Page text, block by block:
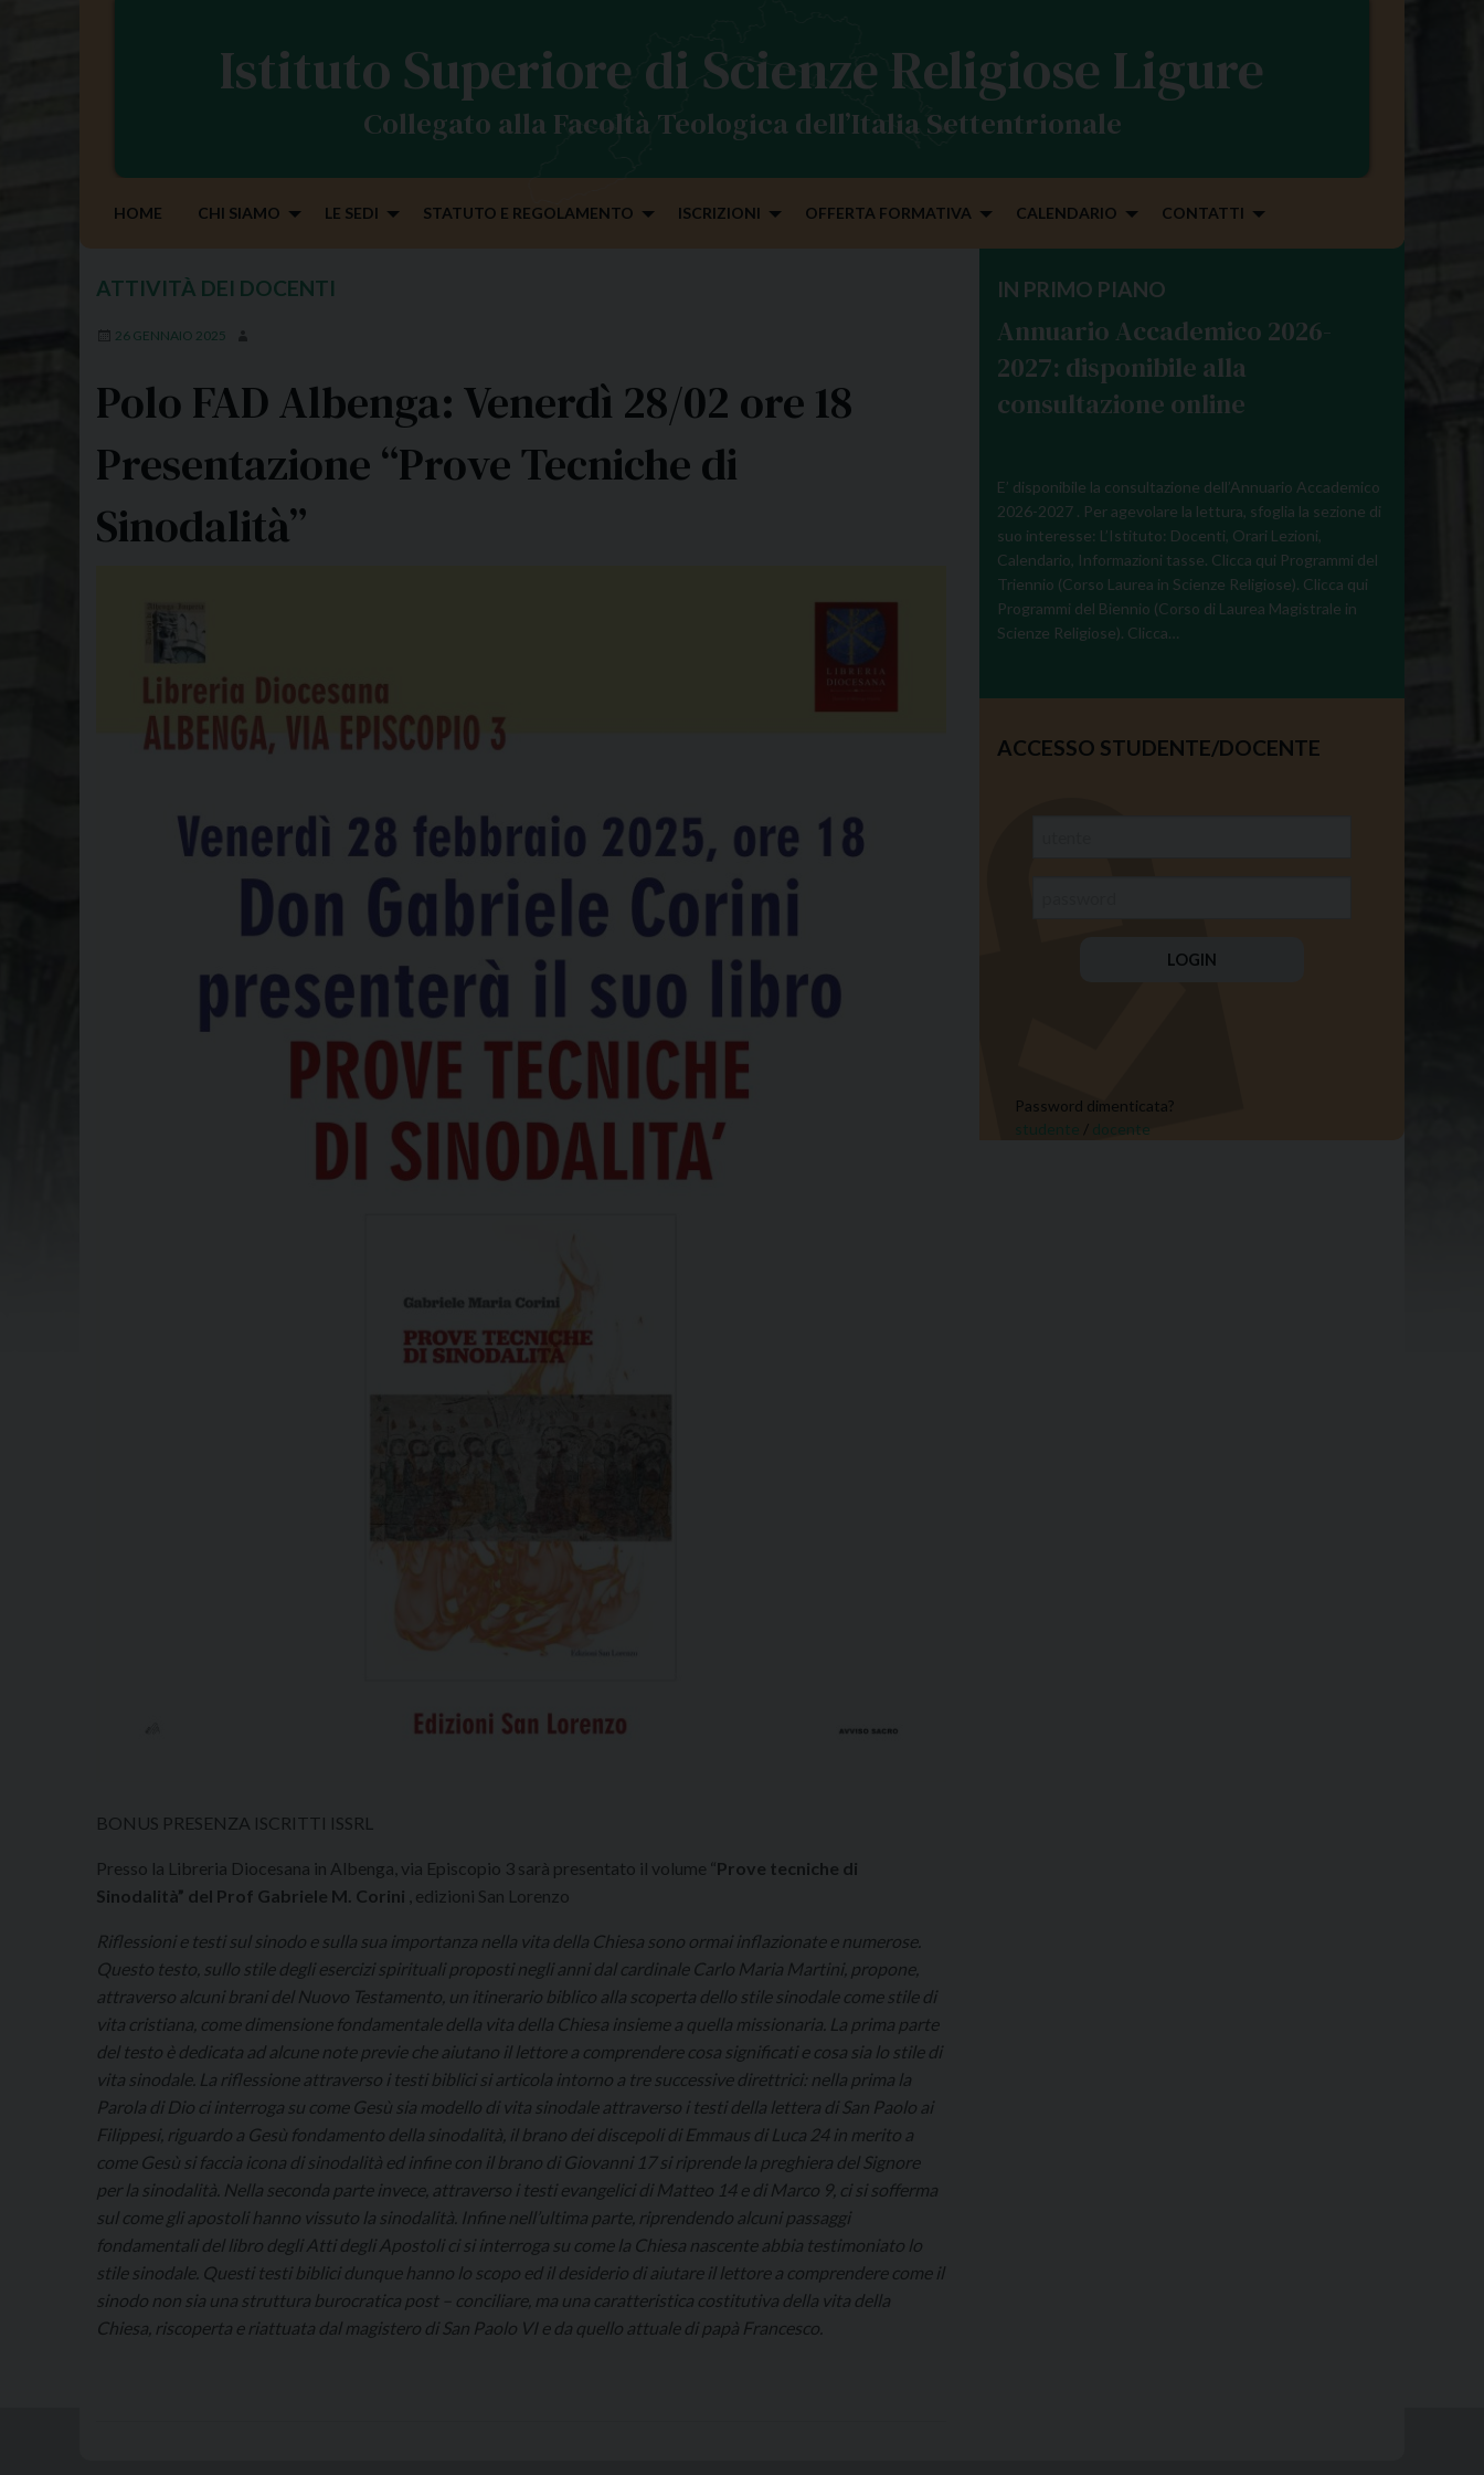
Istituto Superiore di Scienze Religiose Ligure
Collegato alla Facoltà Teologica dell’Italia Settentrionale
HOME CHI SIAMO LE SEDI STATUTO E REGOLAMENTO ISCRIZIONI OFFERTA FORMATIVA CALENDARIO CONTATTI
ATTIVITÀ DEI DOCENTI
26 GENNAIO 2025
Polo FAD Albenga: Venerdì 28/02 ore 18
Presentazione “Prove Tecniche di
Sinodalità”
BONUS PRESENZA ISCRITTI ISSRL
Presso la Libreria Diocesana in Albenga, via Episcopio 3 sarà presentato il volume “Prove tecniche di
Sinodalità” del Prof Gabriele M. Corini , edizioni San Lorenzo
Riflessionie testi sul sinodo e sulla sua importanza nella vita della Chiesa sono ormai inflazionate e numerose.
Questo testo, sullo stile degli esercizi spirituali proposti negli anni dal cardinale Carlo Maria Martini, propone,
attraverso alcuni brani del Nuovo Testamento, un itinerario biblico alla scoperta dello stile sinodale come stile di
vita cristiana, come dimensione fondamentale della vita della Chiesa insieme a quella missionaria. La prima parte
del testo è dedicata ad alcune note previe che aiutano il lettore a comprendere cosa significati e cosa sia lo stile di
vita sinodale. La riflessione attraverso i testi biblici si articola intorno a tre successive direttrici: nella prima la
Parola di Dio ci interroga su come Gesù sia modello di vita sinodale attraverso i testi della lettera di San Paolo ai
Filippesi, riguardo a Gesù fondamento della sinodalità, il brano dei discepoli di Emmaus di Luca 24 in merito a
come Gesù si faccia icona di sinodalità ed infine con il brano di Giovanni 17 si riprende la preghiera del Signore
per la sinodalità. Nella seconda parte invece, attraverso i testi evangelici di Matteo 14 e di Marco 9, ci si sofferma
sul come gli apostoli hanno vissuto la sinodalità. Infine nell’ultima parte, riprendendo alcuni passaggi
fondamentali del libro degli Atti degli Apostoli ci si interroga su come la Chiesa nascente abbia testimoniato lo
stile sinodale. Questi testi biblici dunque hanno lo scopo ed il desiderio di aiutare il lettore a comprendere come il
sinodo non sia una struttura burocratica post – conciliare, ma una caratteristica costitutiva della vita della
Chiesa, riscoperta e riattuata dal magistero di San Paolo VI e da quello attuale di papà Francesco.
IN PRIMO PIANO
Annuario Accademico 2026-
2027: disponibile alla
consultazione online
E’ disponibile la consultazione dell’Annuario Accademico
2026-2027 . Per agevolare la lettura, sfoglia la sezione di
suo interesse: L’Istituto: Docenti, Orari Lezioni,
Calendario, Informazioni tasse. Clicca qui Programmi del
Triennio (Corso Laurea in Scienze Religiose). Clicca qui
Programmi del Biennio (Corso di Laurea Magistrale in
Scienze Religiose). Clicca…
ACCESSO STUDENTE/DOCENTE
Password dimenticata?
studente / docente